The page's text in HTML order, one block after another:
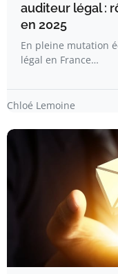
auditeur légal :
en 2025
En pleine mutation
légal en France…
Chloé Lemoine